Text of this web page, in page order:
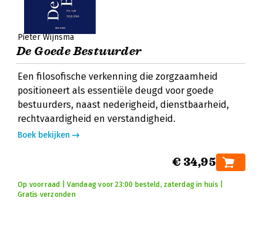
Pieter Wijnsma
De Goede Bestuurder
Een filosofische verkenning die zorgzaamheid
positioneert als essentiële deugd voor goede
bestuurders, naast nederigheid, dienstbaarheid,
rechtvaardigheid en verstandigheid.
Boek bekijken
€ 34,95
Op voorraad | Vandaag voor 23:00 besteld, zaterdag in huis |
Gratis verzonden